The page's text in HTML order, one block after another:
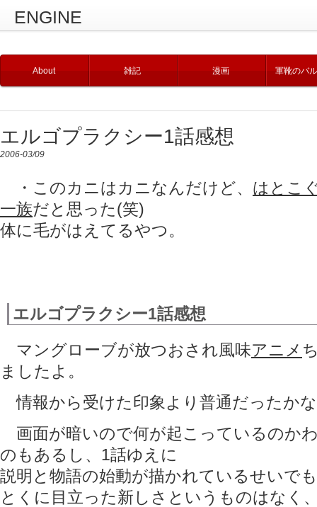
ENGINE
About 雑記 漫画 軍靴のバ
エルゴプラクシー1話感想
2006-03/09
・このカニはカニなんだけど、 はとこ
一族だと思った(笑)
体に毛がはえてるやつ。
エルゴプラクシー1話感想
マングローブが放つおされ風味アニメ
ましたよ。
情報から受けた印象より普通だったか
画面が暗いので何が起こっているのか
のもあるし、1話ゆえに
説明と物語の始動が描かれているせいで
とくに目立った新しさというものはなく